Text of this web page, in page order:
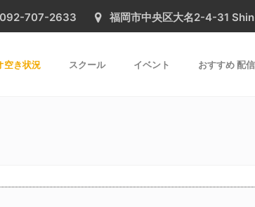
092-707-2633 福岡市中央区大名2-4-31
空き状況 スクール イベント おすすめ 配